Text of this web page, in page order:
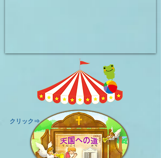
​クリック⇒